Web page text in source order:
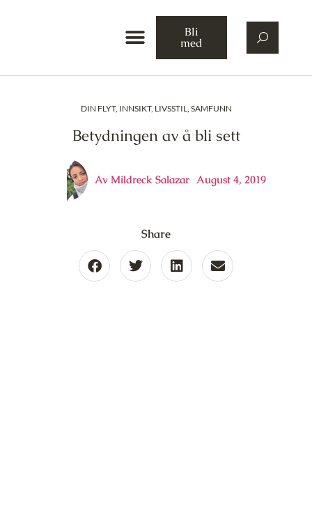
Bli
med
DIN FLYT, INNSIKT, LIVSSTIL, SAMFUNN
Betydningen av å bli sett
Av Mildreck Salazar August 4, 2019
Share